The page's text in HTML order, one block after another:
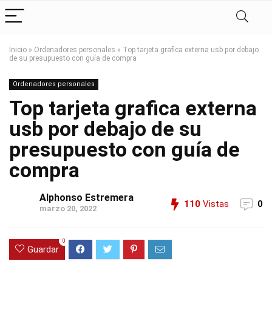
Inicio » Ordenadores personales » Top tarjeta grafica externa usb por debajo
de su presupuesto con guía de compra
Ordenadores personales
Top tarjeta grafica externa
usb por debajo de su
presupuesto con guía de
compra
Alphonso Estremera
marzo 20, 2022 110 Vistas 0
Guardar
0